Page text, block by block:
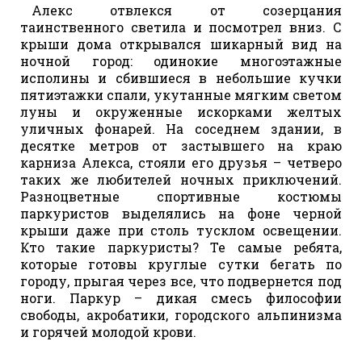
Алекс отвлекся от созерцания
таинственного светила и посмотрел вниз. С
крыши дома открывался шикарный вид на
ночной город: одинокие многоэтажные
исполины и сбившиеся в небольшие кучки
пятиэтажки спали, укутанные мягким светом
луны и окруженные искорками желтых
уличных фонарей. На соседнем здании, в
десятке метров от застывшего на краю
карниза Алекса, стояли его друзья – четверо
таких же любителей ночных приключений.
Разноцветные спортивные костюмы
паркуристов выделялись на фоне черной
крыши даже при столь тусклом освещении.
Кто такие паркуристы? Те самые ребята,
которые готовы круглые сутки бегать по
городу, прыгая через все, что подвернется под
ноги. Паркур – дикая смесь философии
свободы, акробатики, городского альпинизма
и горячей молодой крови.